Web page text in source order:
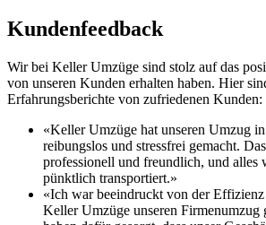
Kundenfeedback
Wir bei Keller Umzüge sind stolz auf das
von unseren Kunden erhalten haben. Hier
Erfahrungsberichte von zufriedenen Kunden:
«Keller Umzüge hat unseren Umzug
reibungslos und stressfrei gemacht.
professionell und freundlich, und alles
pünktlich transportiert.»
«Ich war beeindruckt von der
Keller Umzüge unseren Firmenumzug